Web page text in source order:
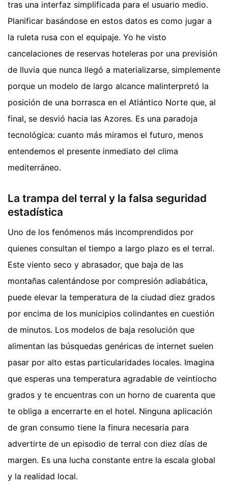
tras una interfaz simplificada para el usuario medio.
Planificar basándose en estos datos es como jugar a
la ruleta rusa con el equipaje. Yo he visto
cancelaciones de reservas hoteleras por una previsión
de lluvia que nunca llegó a materializarse, simplemente
porque un modelo de largo alcance malinterpretó la
posición de una borrasca en el Atlántico Norte que, al
final, se desvió hacia las Azores. Es una paradoja
tecnológica: cuanto más miramos el futuro, menos
entendemos el presente inmediato del clima
mediterráneo.
La trampa del terral y la falsa seguridad
estadística
Uno de los fenómenos más incomprendidos por
quienes consultan el tiempo a largo plazo es el terral.
Este viento seco y abrasador, que baja de las
montañas calentándose por compresión adiabática,
puede elevar la temperatura de la ciudad diez grados
por encima de los municipios colindantes en cuestión
de minutos. Los modelos de baja resolución que
alimentan las búsquedas genéricas de internet suelen
pasar por alto estas particularidades locales. Imagina
que esperas una temperatura agradable de veintiocho
grados y te encuentras con un horno de cuarenta que
te obliga a encerrarte en el hotel. Ninguna aplicación
de gran consumo tiene la finura necesaria para
advertirte de un episodio de terral con diez días de
margen. Es una lucha constante entre la escala global
y la realidad local.